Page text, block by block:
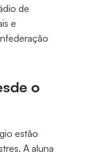
de
e
o
estão
A aluna